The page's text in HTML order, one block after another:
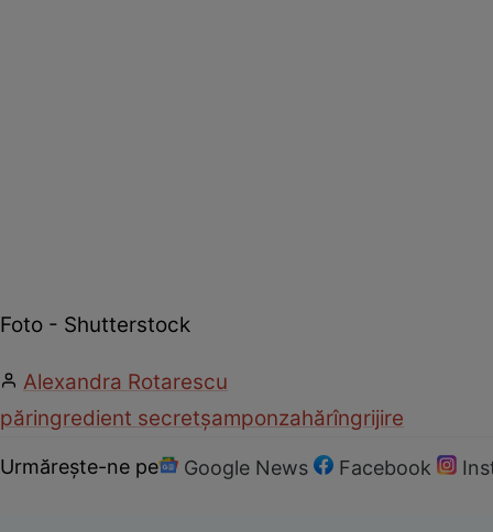
Foto - Shutterstock
Alexandra Rotarescu
păringredient secretșamponzahărîngrijire
Urmărește-ne pe Google News Facebook